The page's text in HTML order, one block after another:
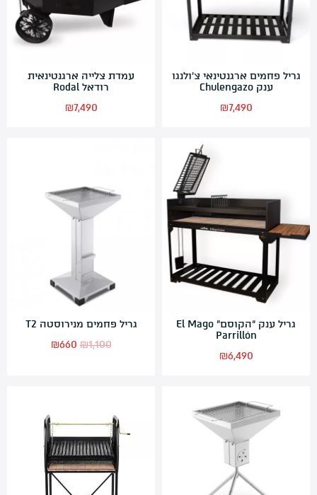
גריל פחמים ארגנטינאי צ’ולנגו
ענק Chulengazo
₪7,490
עמדת צלייה ארגנטינאית
רודאל Rodal
₪7,490
גריל ענק “הקוסם” El Mago
Parrillón‎
₪6,490
גריל פחמים מנירוסטה T2
₪1,100
המחיר
₪660